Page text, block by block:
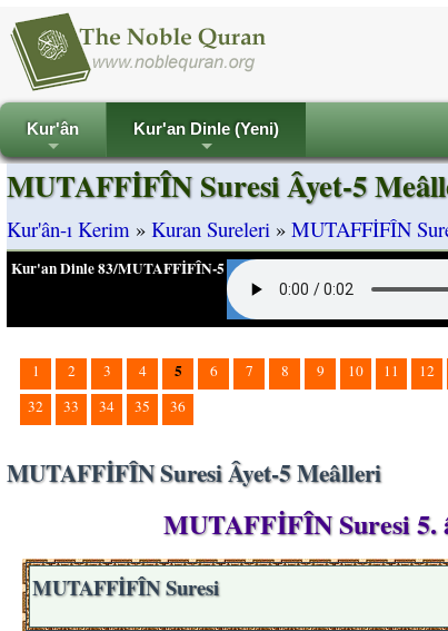
+
Kur'ân
+
Kur'an Dinle (Yeni)
MUTAFFİFÎN Suresi Âyet-5
Kur'ân-ı Kerim » Kuran Sureleri » MUTAFFİFÎN
Kur'an Dinle 83/MUTAFFİFÎN-5
1 2 3 4 5 6 7 8 9 10 11 12
32
33 34 35 36
MUTAFFİFÎN Suresi Âyet-5 Meâlleri
MUTAFFİFÎN Suresi
MUTAFFİFÎN Suresi